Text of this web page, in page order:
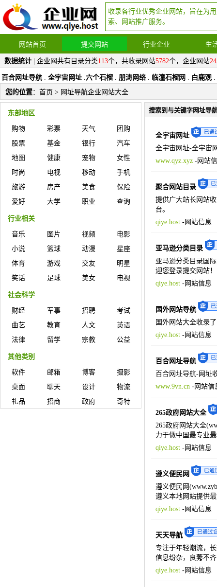
收录各行业优秀企业网站，旨在为
索、网站推广服务。
网站首页 提交网站 行业企业 生
数据统计 | 企业网共有目录分类113个，共收录网站5782个，企业网站
百合网址导航 . 全宇宙网址 .六个石榴 . 朋涛网络 . 临潼石榴网 . 白鹿观 .
您的位置： 首页 > 网址导航企业网站大全
东部地区
购物 彩票 天气
团购
股票
基金 银行
汽车
地图
健康 宠物
女性
时尚
电视 移动
手机
旅游
房产 美食
保险
爱好
大学 职业 查询
行业相关
音乐 图片 视频
电影
小说
篮球 动漫
星座
体育
游戏 交友
明星
笑话
足球 美女 电视
社会科学
财经 军事 招聘
考试
曲艺
教育 人文
英语
法律
留学 宗教 公益
其他类别
软件 邮箱 博客
摄影
桌面
聊天 设计
物流
礼品
招商 政府 奇特
搜索到与关键字网址导
全宇宙网址
全宇宙网址-全宇宙
www.qyz.xyz-网站
聚合网站目录
提供广大站长网站
台。
qiye.host-网站信息
亚马逊分类目录
亚马逊分类目录国
迎您登录提交网站！
qiye.host-网站信息
国外网站导航
国外网站大全收录
qiye.host-网站信息
百合网址导航
百合网址导航-网址
www.9vn.cn-网站信
265政府网站大全
265政府网站大全
力于做中国最专业
qiye.host-网站信息
遵义便民网
遵义便民网
遵义本地网站提供
qiye.host-网站信息
天天导航
专注于年轻潮流，
信息纷杂，良莠不
qiye.host-网站信息